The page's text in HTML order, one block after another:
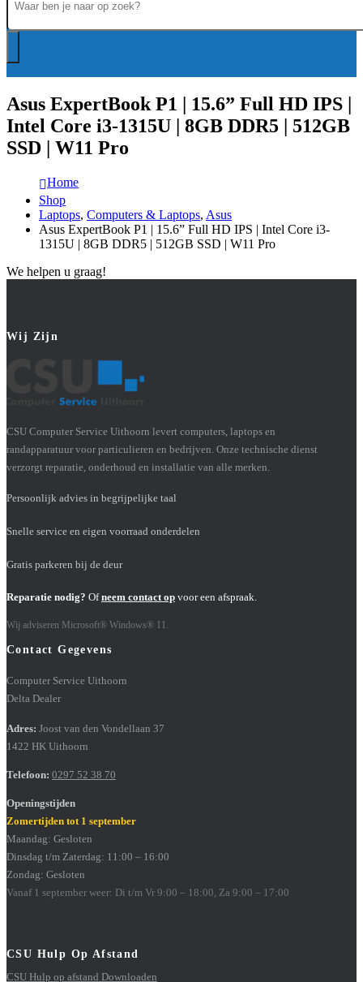
Asus ExpertBook P1 | 15.6” Full HD IPS |
Intel Core i3-1315U | 8GB DDR5 | 512GB
SSD | W11 Pro
Home
Shop
Laptops, Computers & Laptops, Asus
Asus ExpertBook P1 | 15.6” Full HD IPS | Intel Core i3-
1315U | 8GB DDR5 | 512GB SSD | W11 Pro
We helpen u graag!
Wij Zijn
CSU Computer Service Uithoorn levert computers, laptops en
randapparatuur voor particulieren en bedrijven. Onze technische dienst
verzorgt reparatie, onderhoud en installatie van alle merken.
Persoonlijk advies in begrijpelijke taal
Snelle service en eigen voorraad onderdelen
Gratis parkeren bij de deur
Reparatie nodig? Ofneem contact op voor een afspraak.
Wij adviseren Microsoft® Windows® 11.
Contact Gegevens
Computer Service Uithoorn
Delta Dealer
Adres: Joost van den Vondellaan 37
1422 HK Uithoorn
Telefoon: 0297 52 38 70
Openingstijden
Zomertijden tot 1 september
Maandag: Gesloten
Dinsdag t/m Zaterdag: 11:00 – 16:00
Zondag: Gesloten
Vanaf 1 september weer: Di t/m Vr 9:00 – 18:00, Za 9:00 – 17:00
CSU Hulp Op Afstand
CSU Hulp op afstand Downloaden